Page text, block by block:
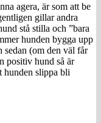
agera, är som att be
gillar andra
stå stilla och ”bara
hunden bygga upp
sedan (om den väl får
positiv hund så är
hunden slippa bli